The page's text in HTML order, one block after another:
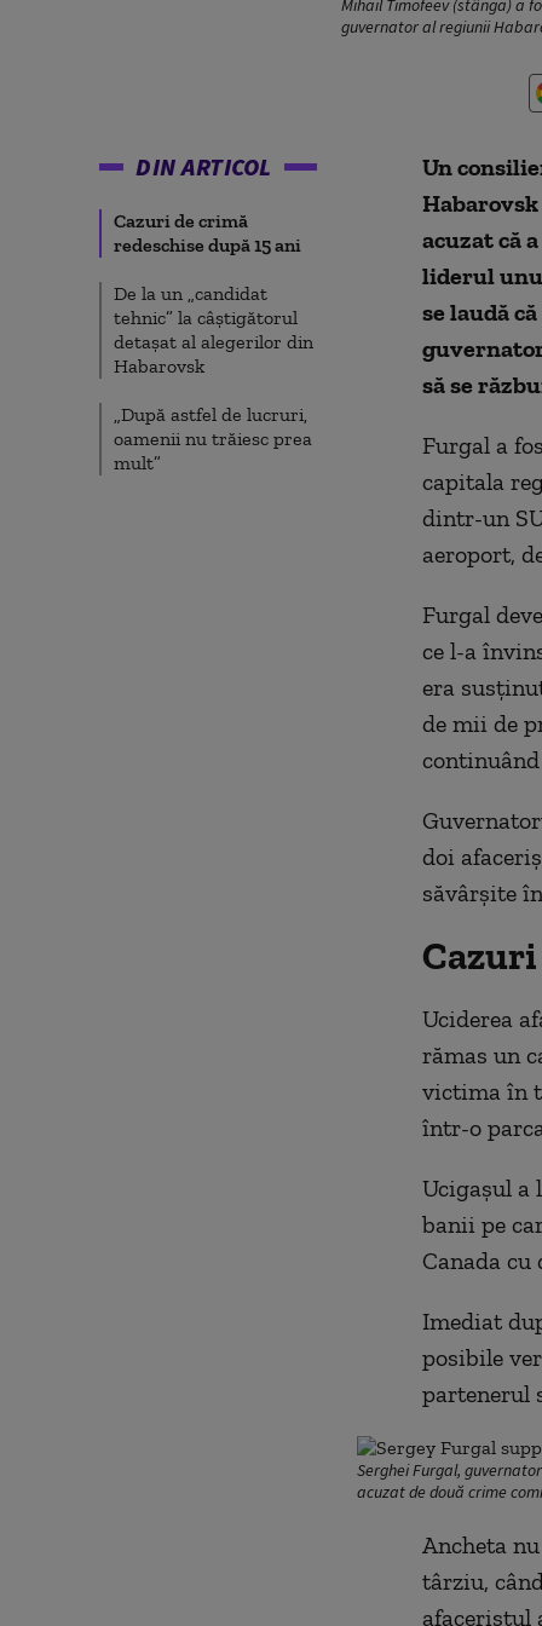
Mihail Timofeev (stânga) a
guvernator al regiunii
DIN ARTICOL
Cazuri de crimă
redeschise după 15 ani
De la un „candidat
tehnic” la câștigătorul
detașat al alegerilor din
Habarovsk
„După astfel de lucruri,
oamenii nu trăiesc prea
mult”
Un
acuzat că
liderul
se laudă
să se
Furgal a
capitala
dintr-un
aeroport,
Furgal
ce l-a
era
de mii de
doi
săvârșite
Cazuri
Uciderea
rămas un
victima în
într-o
Ucigașul a
banii pe
Canada cu
Imediat
posibile
partenerul
Serghei Furgal,
acuzat de două crime
Ancheta
târziu,
afaceristul